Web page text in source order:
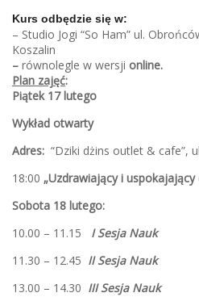
Kurs odbędzie się w:
– Studio Jogi “So Ham” ul.
Koszalin
– równolegle w wersji online.
Plan zajęć:
Piątek 17 lutego
Wykład otwarty
Adres: “Dziki dżins outlet & cafe”,
18:00 „Uzdrawiający i
Sobota 18 lutego:
10.00 – 11.15 I Sesja Nauk
11.30 – 12.45 II Sesja Nauk
13.00 – 14.30 III Sesja Nauk